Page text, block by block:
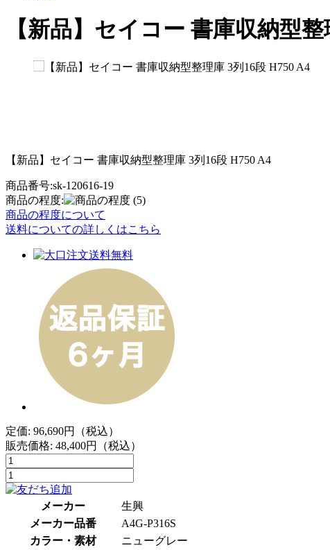
【新品】セイコー 書庫収納型
【新品】セイコー 書庫収納型整理庫 3列16段 H750 A4
商品番号:sk-120616-19
商品の程度:
(5)
商品の程度について
送料についての詳しくはこちら
定価: 96,690円（税込）
販売価格: 48,400円（税込）
メーカー
生興
メーカー品番
A4G-P316S
カラー・素材
ニューグレー